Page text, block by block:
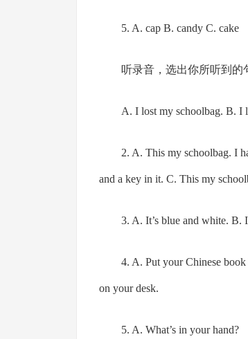
5. A. cap B. candy C. cake
听录音，选出你所听到的
A. I lost my schoolbag. B. I
2. A. This my schoolbag. I
and a key in it. C. This my
3. A. It’s blue and white. B.
4. A. Put your Chinese
on your desk.
5. A. What’s in your hand?